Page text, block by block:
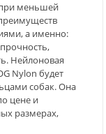
меньшей
а именно:
Нейлоновая
Nylon будет
собак. Она
цене и
размерах,